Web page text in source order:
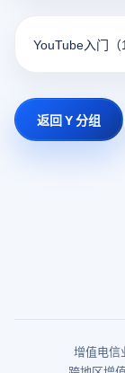
YouTube入门
返回 Y 分组
增值电信